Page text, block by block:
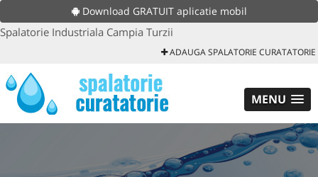
Download GRATUIT aplicatie mobil
Spalatorie Industriala Campia Turzii
ADAUGA SPALATORIE CURATATORIE
MENU